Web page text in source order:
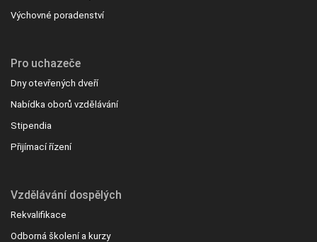
Výchovné poradenství
Pro uchazeče
Dny otevřených dveří
Nabídka oborů vzdělávání
Stipendia
Přijímací řízení
Vzdělávání dospělých
Rekvalifikace
Odborná školení a kurzy